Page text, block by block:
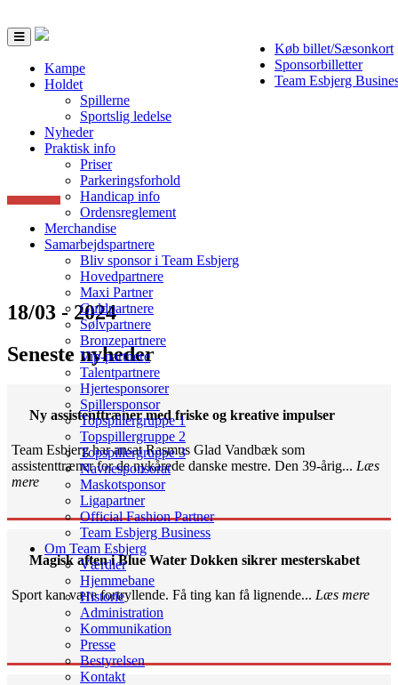
Køb billet/Sæsonkort
Sponsorbilletter
Team Esbjerg
Toggle
navigation
Kampe
Holdet
Spillerne
Sportslig ledelse
Nyheder
Praktisk info
Priser
Parkeringsforhold
Handicap info
Ordensreglement
Merchandise
Samarbejdspartnere
Bliv sponsor i Team Esbjerg
Hovedpartnere
Maxi Partner
Guldpartnere
Sølvpartnere
Bronzepartnere
Vip-partnere
Talentpartnere
Hjertesponsorer
Spillersponsor
Topspillergruppe 1
Topspillergruppe 2
Topspillergruppe 3
Navnesponsorat
Maskotsponsor
Ligapartner
Official Fashion Partner
Team Esbjerg Business
Om Team Esbjerg
Værdier
Hjemmebane
Historie
Administration
Kommunikation
Presse
Bestyrelsen
Kontakt
18/03 - 2024
Seneste nyheder
Ny assistenttræner med friske og kreative impulser
Team Esbjerg har ansat Rasmus Glad Vandbæk som
assistenttræner for de nykårede danske mestre. Den 39-årig... Læs
mere
Magisk aften i Blue Water Dokken sikrer mesterskabet
Sport kan være fortryllende. Få ting kan få lignende... Læs mere